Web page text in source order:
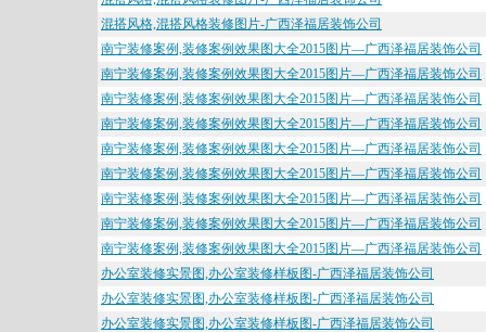
混搭风格,混搭风格装修图片-广西泽福居装饰公司
南宁装修案例,装修案例效果图大全2015图片—广西泽福居装饰公司
南宁装修案例,装修案例效果图大全2015图片—广西泽福居装饰公司
南宁装修案例,装修案例效果图大全2015图片—广西泽福居装饰公司
南宁装修案例,装修案例效果图大全2015图片—广西泽福居装饰公司
南宁装修案例,装修案例效果图大全2015图片—广西泽福居装饰公司
南宁装修案例,装修案例效果图大全2015图片—广西泽福居装饰公司
南宁装修案例,装修案例效果图大全2015图片—广西泽福居装饰公司
南宁装修案例,装修案例效果图大全2015图片—广西泽福居装饰公司
南宁装修案例,装修案例效果图大全2015图片—广西泽福居装饰公司
办公室装修实景图,办公室装修样板图-广西泽福居装饰公司
办公室装修实景图,办公室装修样板图-广西泽福居装饰公司
办公室装修实景图,办公室装修样板图-广西泽福居装饰公司